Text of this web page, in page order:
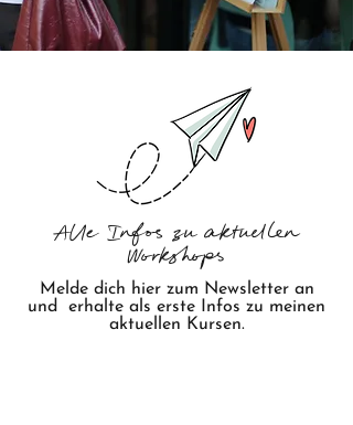
Alle Infos zu aktuellen
Workshops
Melde dich hier zum Newsletter an
und erhalte als erste Infos zu meinen
aktuellen Kursen.